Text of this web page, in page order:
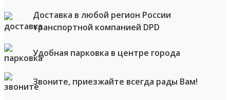
Доставка в любой регион России
транспортной компанией DPD
Удобная парковка в центре города
Звоните, приезжайте всегда рады Вам!